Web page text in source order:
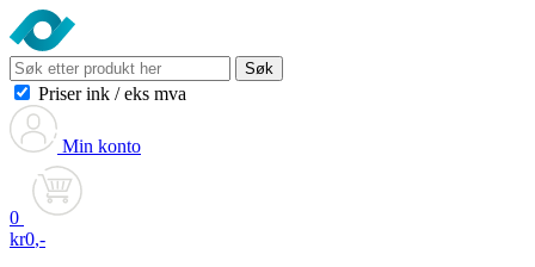
Søk
Priser ink / eks mva
Min konto
0
kr0,-